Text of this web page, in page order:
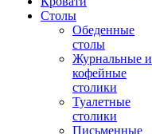
Столы
Обеденные
столы
Журнальные и
кофейные
столики
Туалетные
столики
Письменные